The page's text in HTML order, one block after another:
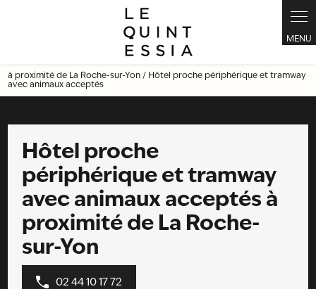
à proximité de La Roche-sur-Yon / Hôtel proche périphérique et tramway
avec animaux acceptés
Hôtel proche
périphérique et tramway
avec animaux acceptés à
proximité de La Roche-
sur-Yon
02 44 10 17 72
Panneau de gestion des cookies